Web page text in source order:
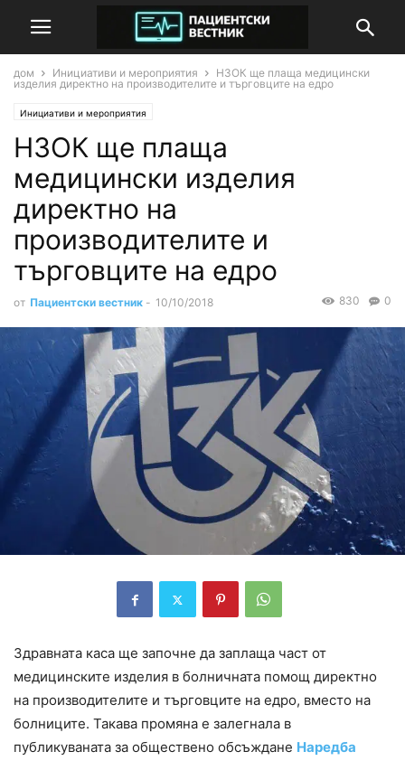
дом Инициативи и мероприятия
НЗОК ще плаща медицински
изделия директно на производителите и търговците на едро
Инициативи и мероприятия
НЗОК ще плаща
медицински изделия
директно на
производителите и
търговците на едро
от Пациентски вестник - 10/10/2018 0
830
Здравната каса ще започне да заплаща част от
медицинските изделия в болничната помощ директно
на производителите и търговците на едро, вместо на
болниците. Такава промяна е залегнала в
публикуваната за обществено обсъждане Наредба